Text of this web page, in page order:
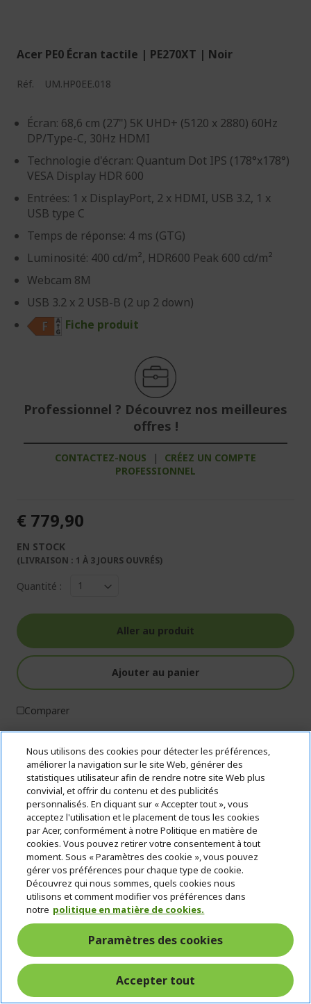
Acer PE0 Écran tactile | PE270XT | Noir
Réf. UM.HP0EE.018
Écran: 68,6 cm (27") 5K UHD+ (5120 x 2880) 60Hz
DP/Type-C, 30Hz HDMI
Technologie d'écran: Quantum Dot IPS (178°x178°)
VESA Display HDR 600
Entrées: 1 x DisplayPort, 2 x HDMI, USB 3.2, 1 x
USB type C
Temps de réponse: 4 ms (GTG)
Luminosité: 400 cd/m², HDR600 Peak 600 cd/m²
Webcam 8M
USB 3.2 x 2 USB-B (2 up 2 down)
Fiche produit
Professionnel ? Découvrez nos meilleures
offres !
CONTACTEZ-NOUS |
CRÉEZ UN COMPTE
PROFESSIONNEL
€ 779,90
EN STOCK
(LIVRAISON : 1 À 3 JOURS OUVRÉS)
Quantité :
Aller au produit
Ajouter au panier
Comparer
Nous utilisons des cookies pour détecter les préférences,
améliorer la navigation sur le site Web, générer des
statistiques utilisateur afin de rendre notre site Web plus
convivial, et offrir du contenu et des publicités
personnalisés. En cliquant sur « Accepter tout », vous
acceptez l'utilisation et le placement de tous les cookies
par Acer, conformément à notre Politique en matière de
cookies. Vous pouvez retirer votre consentement à tout
moment. Sous « Paramètres des cookie », vous pouvez
gérer vos préférences pour chaque type de cookie.
Découvrez qui nous sommes, quels cookies nous
utilisons et comment modifier vos préférences dans
notre politique en matière de cookies.
Paramètres des cookies
Accepter tout